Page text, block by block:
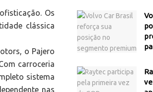
Os
clássica
o Pajero
carroceria
sistema
nas